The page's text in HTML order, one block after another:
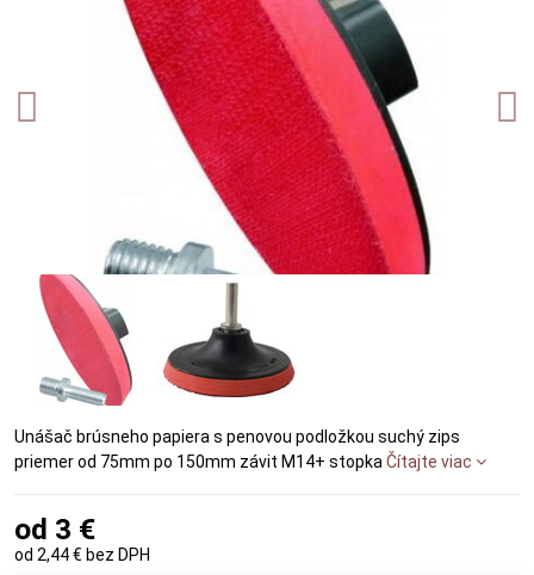
Unášač brúsneho papiera s penovou podložkou suchý zips
priemer od 75mm po 150mm závit M14+ stopka Čítajte viac
od 3 €
od 2,44 € bez DPH